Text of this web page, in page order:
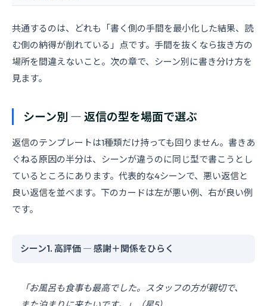
共通するのは、どれも「書く側の手間を最小化した結果、読
む側の納得が削れている」点です。手間を抜くなら抜き方の
場所を間違えないこと。次の章で、シーン別に書き分け方を
見ます。
シーン別 ― 返信の型を場面で選ぶ
返信のテンプレートは1種類だけ持っても回りません。書きあ
ぐねる原因の半分は、シーンが違うのに同じ型で書こうとし
ているところにあります。代表的な4シーンで、悪い返信と
良い返信を並べます。下のカードは左が悪い例、右が良い例
です。
シーン1. 高評価 ― 感謝＋関係をひらく
「お風呂も食事も最高でした。スタッフの方が親切で、